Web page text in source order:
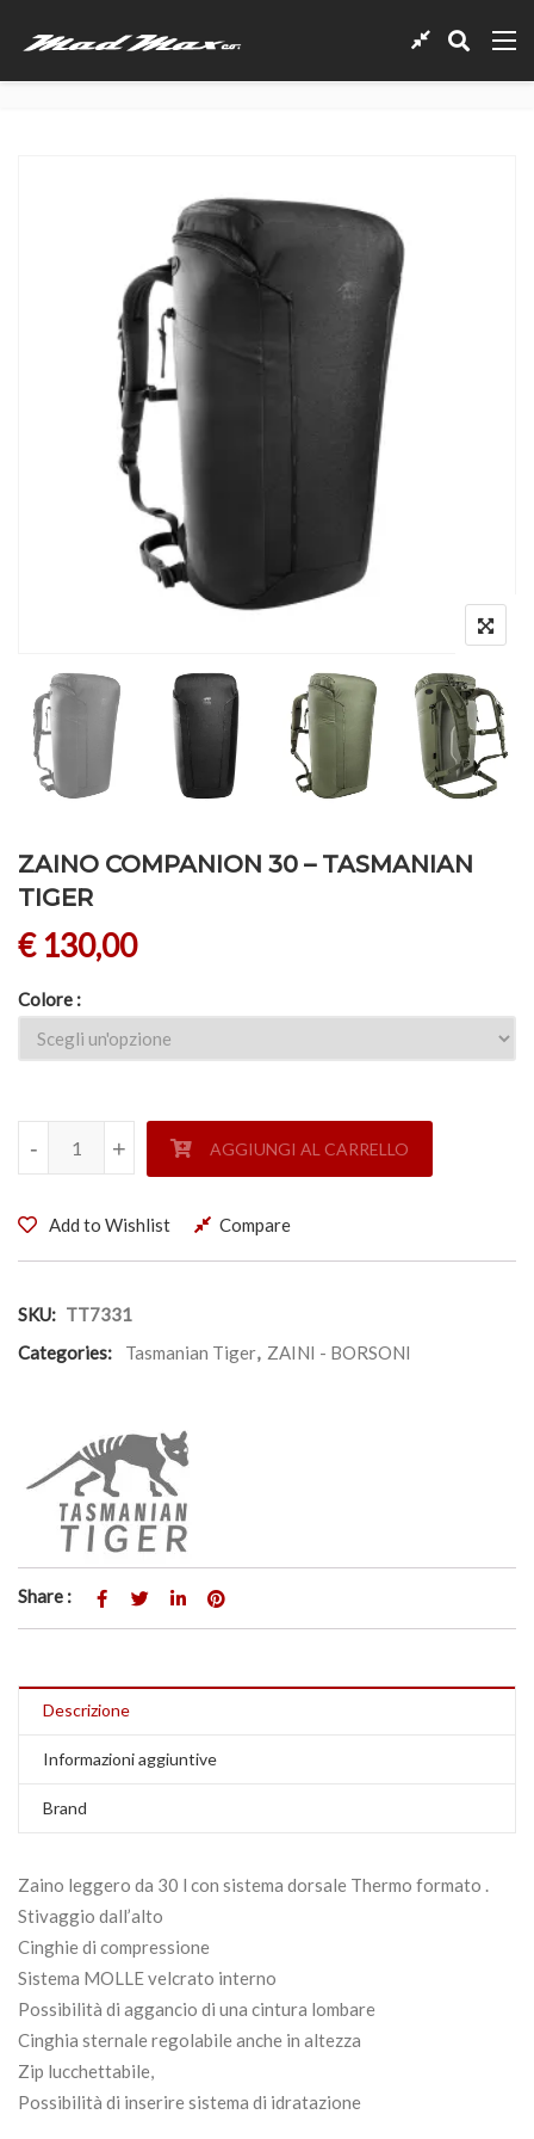
ZAINO COMPANION 30 – TASMANIAN
TIGER
€130,00
Colore
ZAINO COMPANION 30 - TASMANIAN TIGER quantità
+
- +
- AGGIUNGI AL CARRELLO
Add to Wishlist Compare
SKU: TT7331
Categories:
Tasmanian Tiger, ZAINI - BORSONI
Share :
Descrizione
Informazioni aggiuntive
Brand
Zaino leggero da 30 l con sistema dorsale Thermo formato .
Stivaggio dall’alto
Cinghie di compressione
Sistema MOLLE velcrato interno
Possibilità di aggancio di una cintura lombare
Cinghia sternale regolabile anche in altezza
Zip lucchettabile,
Possibilità di inserire sistema di idratazione